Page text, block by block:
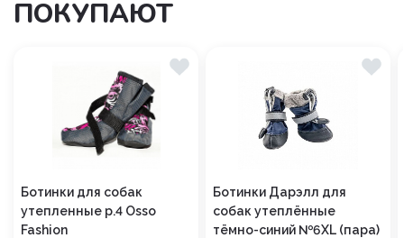
ПОКУПАЮТ
Ботинки для собак
утепленные р.4 Osso
Fashion
Ботинки Дарэлл для
собак утеплённые
тёмно-синий №6XL (пара)